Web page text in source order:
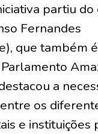
partiu
Fernandes
que também
a
os
e instituições